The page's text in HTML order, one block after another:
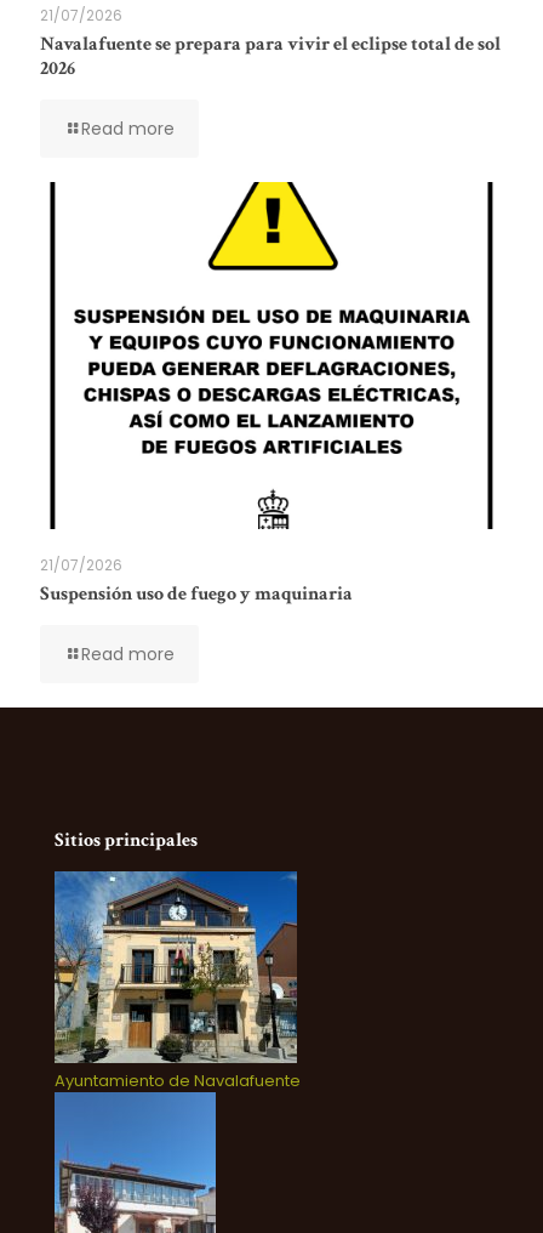
21/07/2026
Navalafuente se prepara para vivir el eclipse total de sol
2026
Read more
21/07/2026
Suspensión uso de fuego y maquinaria
Read more
Sitios principales
Ayuntamiento de Navalafuente